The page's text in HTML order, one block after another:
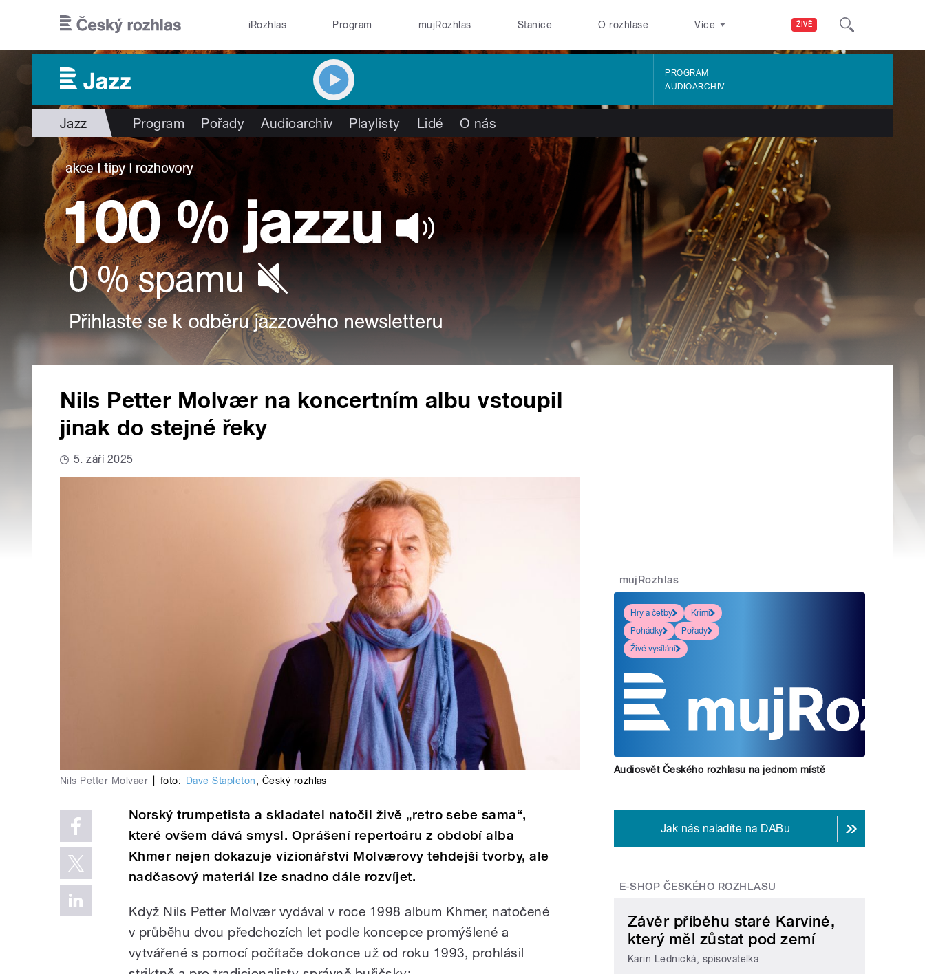
ŽIVĚ
iRozhlas Program mujRozhlas Stanice O rozhlase Více
PROGRAM
AUDIOARCHIV
Jazz Program Pořady Audioarchiv Playlisty Lidé O nás
Nils Petter Molvær na koncertním albu vstoupil
jinak do stejné řeky
5. září 2025
Nils Petter Molvaer foto: Dave Stapleton, Český rozhlas
Norský trumpetista a skladatel natočil živě „retro sebe sama“,
které ovšem dává smysl. Oprášení repertoáru z období alba
Khmer nejen dokazuje vizionářství Molværovy tehdejší tvorby, ale
nadčasový materiál lze snadno dále rozvíjet.
Když Nils Petter Molvær vydával v roce 1998 album Khmer, natočené
v průběhu dvou předchozích let podle koncepce promýšlené a
vytvářené s pomocí počítače dokonce už od roku 1993, prohlásil
mujRozhlas
Hry a četby
Krimi
Pohádky
Pořady
Živé vysílání
Audiosvět Českého rozhlasu na jednom místě
Jak nás naladíte na DABu
E-SHOP ČESKÉHO ROZHLASU
Závěr příběhu staré Karviné,
který měl zůstat pod zemí
Karin Lednická, spisovatelka